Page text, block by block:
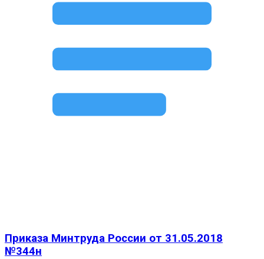
Приказа Минтруда России от 31.05.2018
№344н